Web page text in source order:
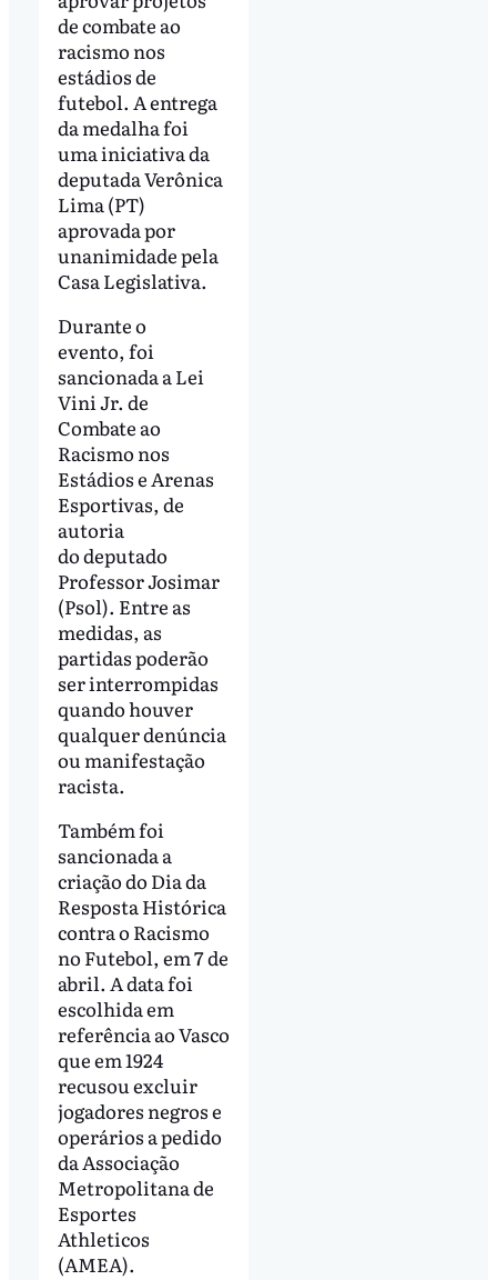
de combate ao
racismo nos
estádios de
futebol. A entrega
da medalha foi
uma iniciativa da
deputada Verônica
Lima (PT)
aprovada por
unanimidade pela
Casa Legislativa.
Durante o
evento, foi
sancionada a Lei
Vini Jr. de
Combate ao
Racismo nos
Estádios e Arenas
Esportivas, de
autoria
do deputado
Professor Josimar
(Psol). Entre as
medidas, as
partidas poderão
ser interrompidas
quando houver
qualquer denúncia
ou manifestação
racista.
Também foi
sancionada a
criação do Dia da
Resposta Histórica
contra o Racismo
no Futebol, em 7 de
abril. A data foi
escolhida em
referência ao Vasco
que em 1924
recusou excluir
jogadores negros e
operários a pedido
da Associação
Metropolitana de
Esportes
Athleticos
(AMEA).